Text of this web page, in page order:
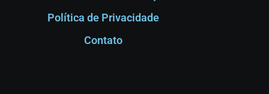
Política de Privacidade
Contato